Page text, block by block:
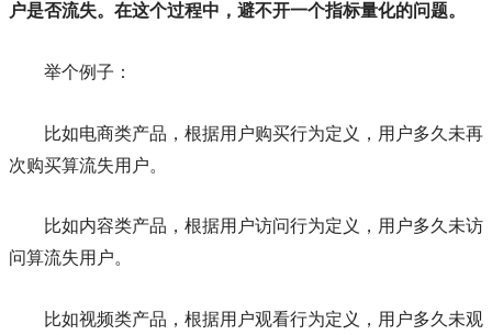
户是否流失。在这个过程中，避不开一个指标量化的问题。
举个例子：
比如电商类产品，根据用户购买行为定义，用户多久未再
次购买算流失用户。
比如内容类产品，根据用户访问行为定义，用户多久未访
问算流失用户。
比如视频类产品，根据用户观看行为定义，用户多久未观